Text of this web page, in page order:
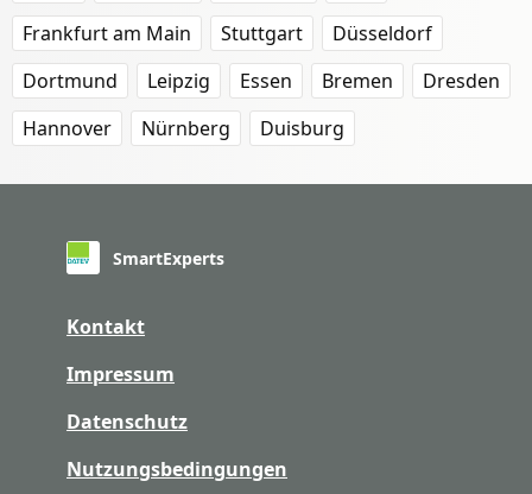
Frankfurt am Main
Stuttgart
Düsseldorf
Dortmund
Leipzig Essen Bremen
Dresden
Hannover
Nürnberg Duisburg
SmartExperts
Kontakt
Impressum
Datenschutz
Nutzungsbedingungen